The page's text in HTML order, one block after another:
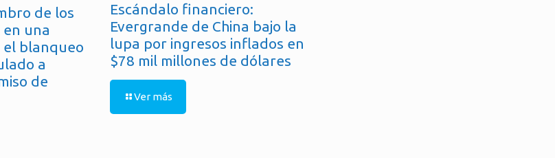
de los
en una
blanqueo
a
de
Escándalo financiero:
Evergrande de China bajo la
lupa por ingresos inflados en
$78 mil millones de dólares
Ver más